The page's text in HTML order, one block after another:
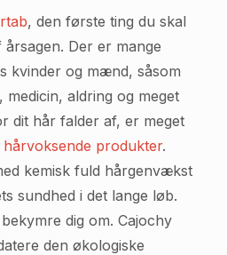
, den første ting du skal
Der er mange
kvinder og mænd, såsom
aldring og meget
dit hår falder af, er meget
hårvoksende produkter.
kemisk fuld hårgenvækst
sundhed i det lange løb.
dig om. Cajochy
den økologiske